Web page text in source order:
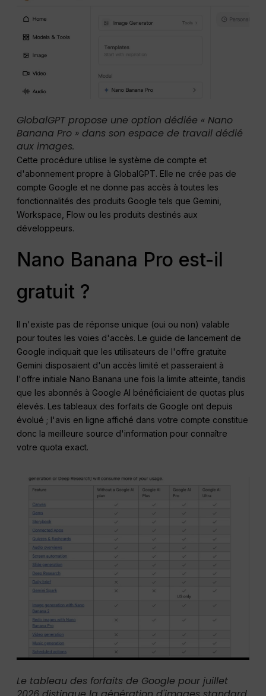
GlobalGPT propose une option dédiée « Nano
Banana Pro » dans son espace de travail dédié
aux images.
Cette procédure utilise le système de compte et
d'abonnement propre à GlobalGPT. Elle ne crée pas de
compte Google et ne donne pas accès à toutes les
fonctionnalités des produits Google tels que Gemini,
Workspace, Flow ou les produits destinés aux
développeurs.
Nano Banana Pro est-il
gratuit ?
Il n'existe pas de réponse unique (oui ou non) valable
pour toutes les voies d'accès. Le guide de lancement de
Google indiquait que les utilisateurs de l'offre gratuite
Gemini disposaient d'un accès limité et passeraient à
l'offre initiale Nano Banana une fois la limite atteinte, tandis
que les abonnés à Google AI bénéficiaient de quotas plus
élevés. Les tableaux des forfaits de Google ont depuis
évolué ; l'avis en ligne affiché dans votre compte constitue
donc la meilleure source d'information pour connaître
votre quota exact.
Le tableau des forfaits de Google pour juillet